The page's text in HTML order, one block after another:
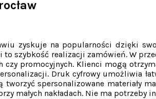
zyskuje na popularności dzięki
to szybkość realizacji zamówień. W
czy promocyjnych. Klienci mogą
Druk cyfrowy umożliwia
spersonalizowane materiały
małych nakładach. Nie ma